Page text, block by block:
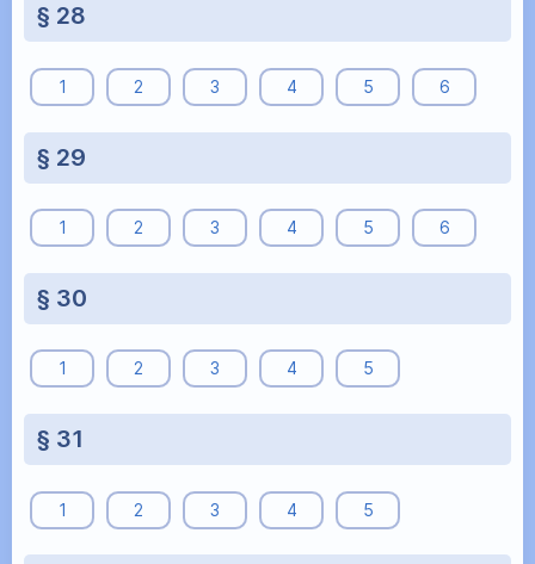
§ 28
1 2 3 4 5 6
§ 29
1 2 3 4 5 6
§ 30
1 2 3 4 5
§ 31
1 2 3 4 5